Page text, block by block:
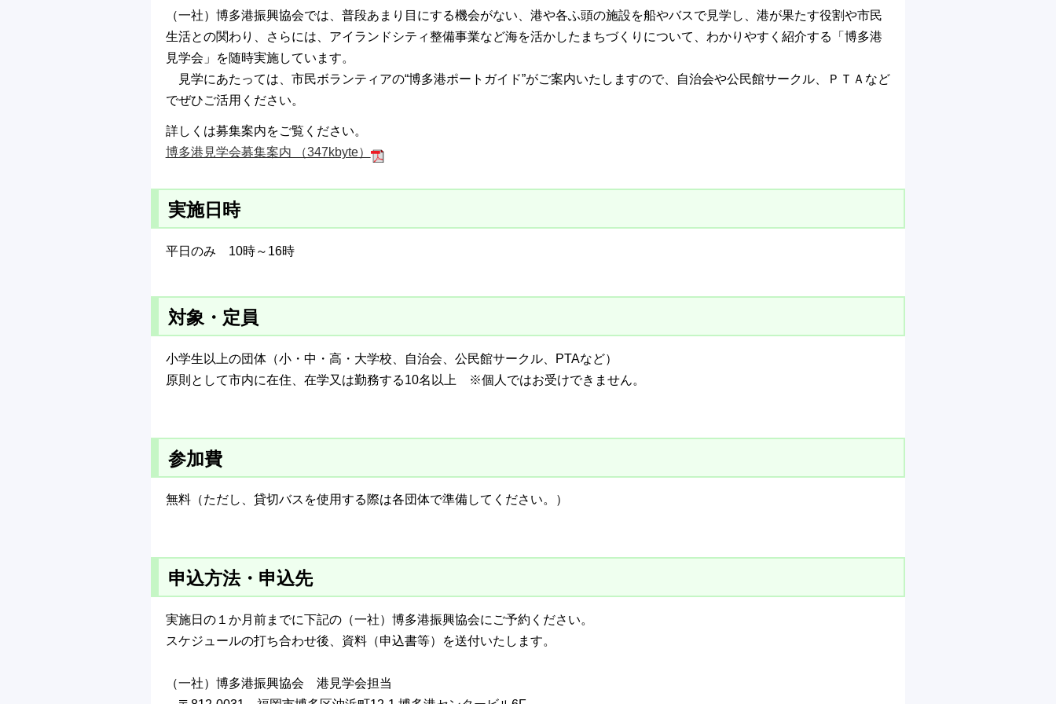
（一社）博多港振興協会では、普段あまり目にする機会がない、港や各ふ頭の施設を船やバスで見学し、港が果たす役割や市民
生活との関わり、さらには、アイランドシティ整備事業など海を活かしたまちづくりについて、わかりやすく紹介する「博多港
見学会」を随時実施しています。
見学にあたっては、市民ボランティアの“博多港ポートガイド”がご案内いたしますので、自治会や公民館サークル、ＰＴＡなど
でぜひご活用ください。
詳しくは募集案内をご覧ください。
博多港見学会募集案内 （347kbyte）
実施日時
平日のみ 10時～16時
対象・定員
小学生以上の団体（小・中・高・大学校、自治会、公民館サークル、PTAなど）
原則として市内に在住、在学又は勤務する10名以上 ※個人ではお受けできません。
参加費
無料（ただし、貸切バスを使用する際は各団体で準備してください。）
申込方法・申込先
実施日の１か月前までに下記の（一社）博多港振興協会にご予約ください。
スケジュールの打ち合わせ後、資料（申込書等）を送付いたします。
（一社）博多港振興協会 港見学会担当